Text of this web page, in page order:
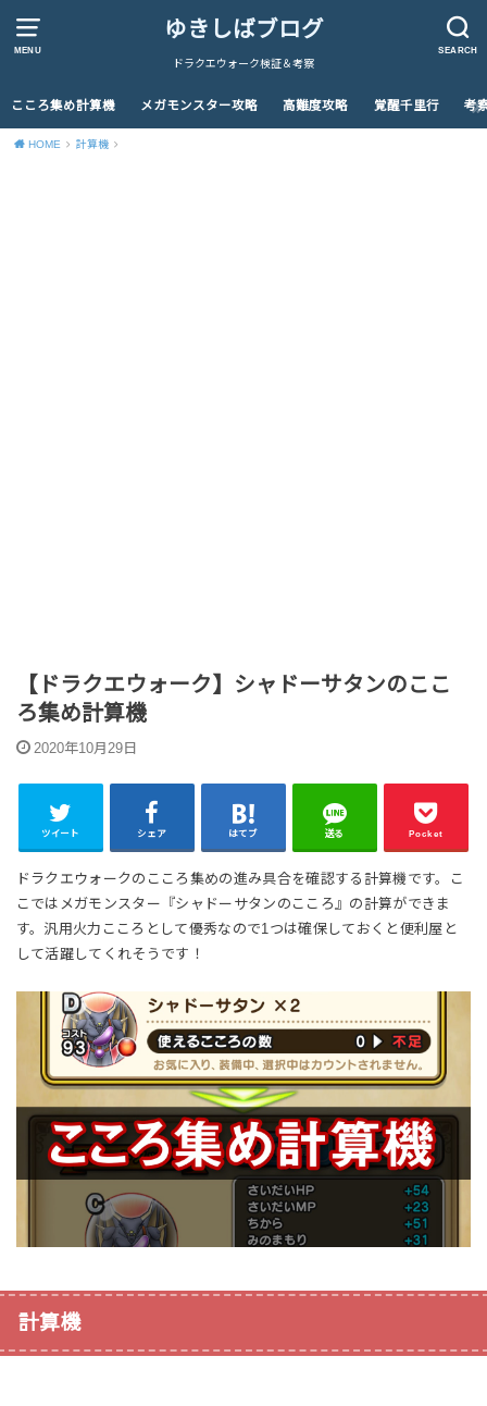
MENU SEARCH
ゆきしばブログ
ドラクエウォーク検証＆考察
こころ集め計算機 メガモンスター攻略 高難度攻略 覚醒千里行 考
HOME 計算機
【ドラクエウォーク】シャドーサタンのここ
ろ集め計算機
2020年10月29日
ツイート シェア はてブ 送る Pocket
ドラクエウォークのこころ集めの進み具合を確認する計算機です。こ
こではメガモンスター『シャドーサタンのこころ』の計算ができま
す。汎用火力こころとして優秀なので1つは確保しておくと便利屋と
して活躍してくれそうです！
計算機